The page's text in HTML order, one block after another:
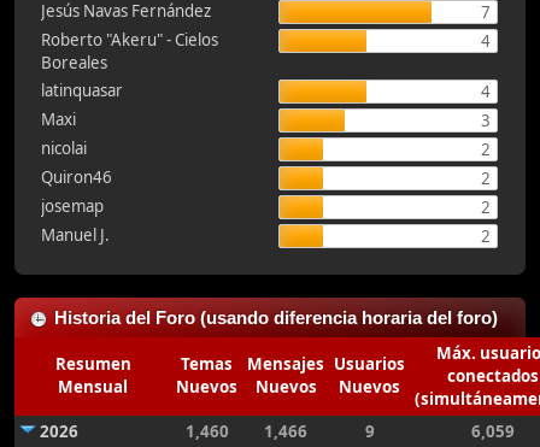
Jesús Navas Fernández
7
Roberto "Akeru" - Cielos
Boreales
4
latinquasar
4
Maxi
3
nicolai
2
Quiron46
2
josemap
2
Manuel J.
2
Historia del Foro (usando diferencia horaria del foro)
Resumen
Mensual
Temas
Nuevos
Mensajes
Nuevos
Usuarios
Nuevos
Máx.
conectados
2026
1,460 1,466 9
6,059